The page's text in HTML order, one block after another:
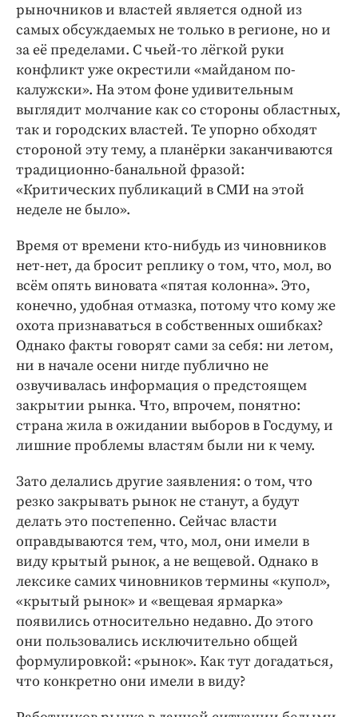
рыночников и властей является одной из
самых обсуждаемых не только в регионе, но и
за её пределами. С чьей-то лёгкой руки
конфликт уже окрестили «майданом по-
калужски». На этом фоне удивительным
выглядит молчание как со стороны областных,
так и городских властей. Те упорно обходят
стороной эту тему, а планёрки заканчиваются
традиционно-банальной фразой:
«Критических публикаций в СМИ на этой
неделе не было».
Время от времени кто-нибудь из чиновников
нет-нет, да бросит реплику о том, что, мол, во
всём опять виновата «пятая колонна». Это,
конечно, удобная отмазка, потому что кому же
охота признаваться в собственных ошибках?
Однако факты говорят сами за себя: ни летом,
ни в начале осени нигде публично не
озвучивалась информация о предстоящем
закрытии рынка. Что, впрочем, понятно:
страна жила в ожидании выборов в Госдуму, и
лишние проблемы властям были ни к чему.
Зато делались другие заявления: о том, что
резко закрывать рынок не станут, а будут
делать это постепенно. Сейчас власти
оправдываются тем, что, мол, они имели в
виду крытый рынок, а не вещевой. Однако в
лексике самих чиновников термины «купол»,
«крытый рынок» и «вещевая ярмарка»
появились относительно недавно. До этого
они пользовались исключительно общей
формулировкой: «рынок». Как тут догадаться,
что конкретно они имели в виду?